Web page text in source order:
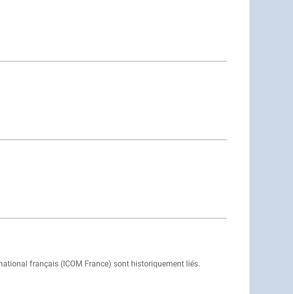
français (ICOM France) sont historiquement liés.